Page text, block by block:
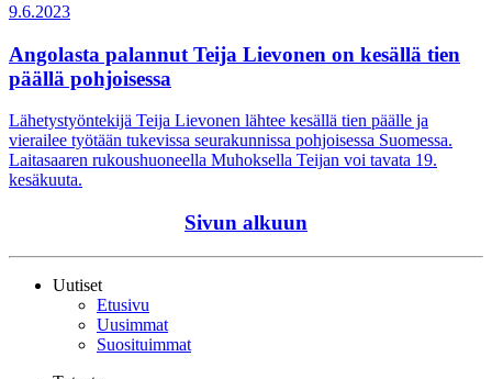
9.6.2023
Angolasta palannut Teija Lievonen on kesällä tien
päällä pohjoisessa
Lähetystyöntekijä Teija Lievonen lähtee kesällä tien päälle ja
vierailee työtään tukevissa seurakunnissa pohjoisessa Suomessa.
Laitasaaren rukoushuoneella Muhoksella Teijan voi tavata 19.
kesäkuuta.
Sivun alkuun
Uutiset
Etusivu
Uusimmat
Suosituimmat